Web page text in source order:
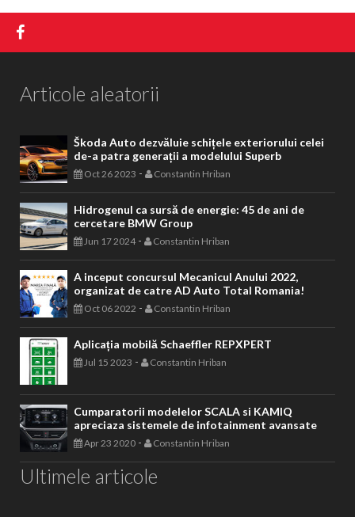
Articole aleatorii
Škoda Auto dezvăluie schițele exteriorului celei
de-a patra generații a modelului Superb
Oct 26 2023 - Constantin Hriban
Hidrogenul ca sursă de energie: 45 de ani de
cercetare BMW Group
Jun 17 2024- Constantin Hriban
A inceput concursul Mecanicul Anului 2022,
organizat de catre AD Auto Total Romania!
Oct 06 2022 - Constantin Hriban
Aplicația mobilă Schaeffler REPXPERT
Jul 15 2023 - Constantin Hriban
Cumparatorii modelelor SCALA si KAMIQ
apreciaza sistemele de infotainment avansate
Apr 23 2020 - Constantin Hriban
Ultimele articole